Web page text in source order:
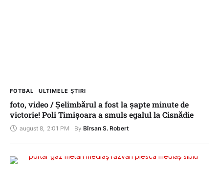
FOTBAL ULTIMELE ȘTIRI
foto, video / Șelimbărul a fost la șapte minute de
victorie! Poli Timișoara a smuls egalul la Cisnădie
august 8 2:01 PM By Bîrsan S. Robert